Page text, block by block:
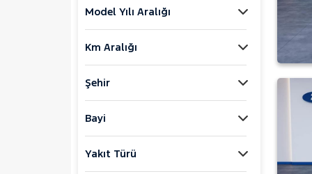
DAIHATSU
FIAT
FORD
E-Tourneo Courier
E-Transit
Model Yılı Aralığı
Km Aralığı
Şehir
Bayi
Yakıt Türü